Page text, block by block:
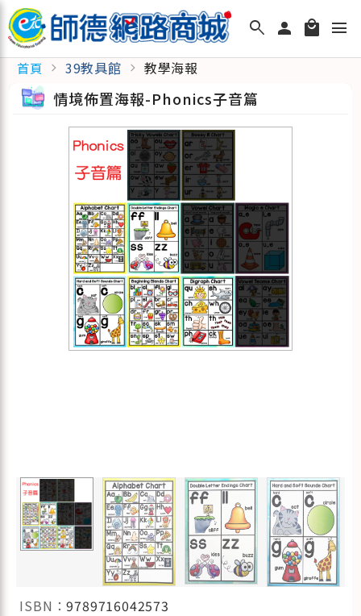
search person local_mall menu
首頁 chevron_right 39教具館 chevron_right 教學海報
情境佈置海報-Phonics子音篇
ISBN：9789716042573